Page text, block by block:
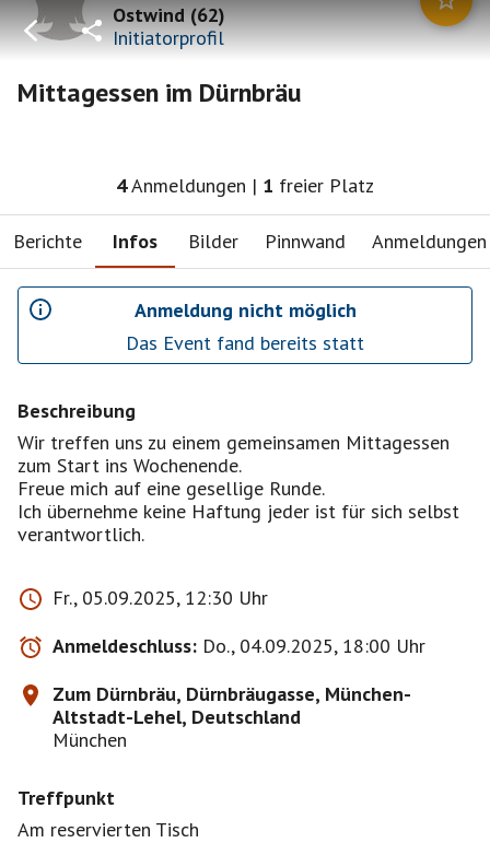
Ostwind(62)
Initiatorprofil
Mittagessen im Dürnbräu
4Anmeldungen | 1 freier Platz
Berichte Infos Bilder Pinnwand Anmeldungen
Anmeldung nicht möglich
Das Event fand bereits statt
Beschreibung
Wir treffen uns zu einem gemeinsamen Mittagessen
zum Start ins Wochenende.
Freue mich auf eine gesellige Runde.
Ich übernehme keine Haftung jeder ist für sich selbst
verantwortlich.
Fr., 05.09.2025, 12:30 Uhr
Anmeldeschluss: Do., 04.09.2025, 18:00 Uhr
Zum Dürnbräu, Dürnbräugasse, München-
Altstadt-Lehel, Deutschland
München
Treffpunkt
Am reservierten Tisch